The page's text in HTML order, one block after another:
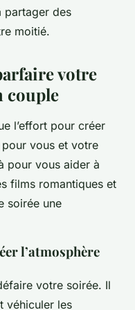
partager des
moitié.
votre
couple
l’effort pour créer
vous et votre
pour vous aider à
films romantiques et
soirée une
l’atmosphère
votre soirée. Il
véhiculer les